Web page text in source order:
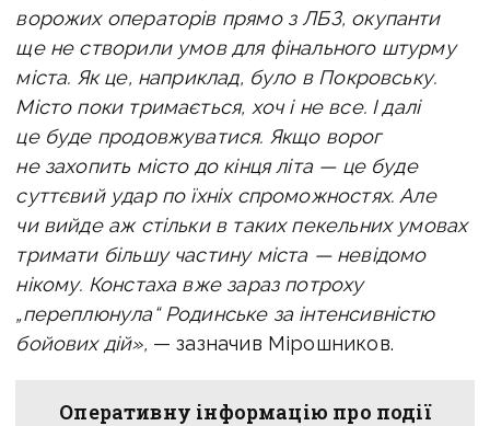
ворожих операторів прямо з ЛБЗ, окупанти
ще не створили умов для фінального штурму
міста. Як це, наприклад, було в Покровську.
Місто поки тримається, хоч і не все. І далі
це буде продовжуватися. Якщо ворог
не захопить місто до кінця літа — це буде
суттєвий удар по їхніх спроможностях. Але
чи вийде аж стільки в таких пекельних умовах
тримати більшу частину міста — невідомо
нікому. Констаха вже зараз потроху
„переплюнула“ Родинське за інтенсивністю
бойових дій», — зазначив Мірошников.
Оперативну інформацію про події